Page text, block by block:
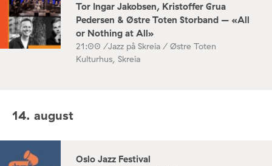
Tor Ingar Jakobsen, Kristoffer Grua
Pedersen & Østre Toten Storband – «All
or Nothing at All»
21:00 /Jazz på Skreia / Østre Toten
Kulturhus, Skreia
14. august
Oslo Jazz Festival